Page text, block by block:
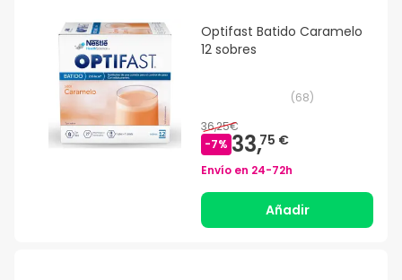
Optifast Batido Caramelo
12 sobres
(68)
36,25€
-7% 33,75 €
Envío en 24-72h
Añadir